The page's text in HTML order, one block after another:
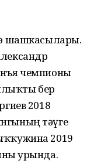
шашкасылары.
чемпионы
бер
2018
тәүге
2019
урында.